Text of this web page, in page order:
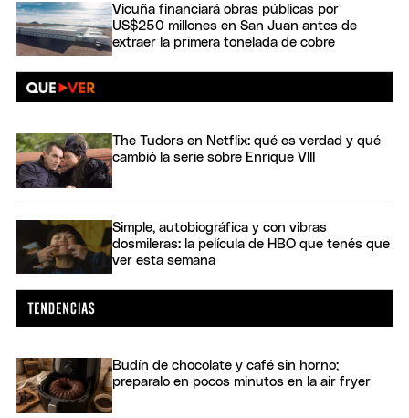
Vicuña financiará obras públicas por
US$250 millones en San Juan antes de
extraer la primera tonelada de cobre
The Tudors en Netflix: qué es verdad y qué
cambió la serie sobre Enrique VIII
Simple, autobiográfica y con vibras
dosmileras: la película de HBO que tenés que
ver esta semana
Budín de chocolate y café sin horno;
preparalo en pocos minutos en la air fryer